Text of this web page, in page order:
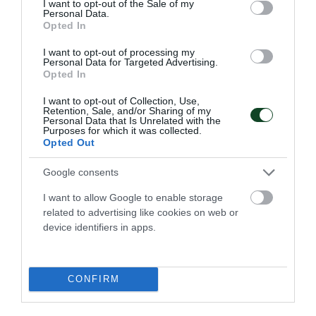
I want to opt-out of the Sale of my
Personal Data.
Opted In
I want to opt-out of processing my
Personal Data for Targeted Advertising.
Opted In
I want to opt-out of Collection, Use,
Retention, Sale, and/or Sharing of my
Personal Data that Is Unrelated with the
Purposes for which it was collected.
Opted Out
Google consents
I want to allow Google to enable storage
related to advertising like cookies on web or
device identifiers in apps.
CONFIRM
Καταπράσινο σκηνικό στη
Μυτιλήνη
Περίπου 30 φίλοι του Παναθηναϊκού από το νησί
δημιούργησαν μια «τρίφυλλη» ατμόσφαιρα στο φιλικό της
ομάδας βόλεϊ Αγοριών Κ17.
16.04.2026 ΑΚΑΔΗΜΙΑ ΒΟΛΕΪ ΑΝΔΡΩΝ